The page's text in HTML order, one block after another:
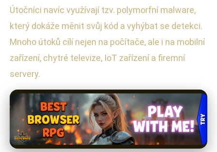
Útočníci navíc využívají tzv. polymorfní malware,
který dokáže měnit svůj kód a vyhýbat se detekci.
Mnoho útoků cílí nejen na počítače, ale i na mobilní
zařízení, chytré televize, IoT zařízení a firemní
servery.